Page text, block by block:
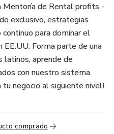
Mentoría de Rental profits -
exclusivo, estrategias
para dominar el
Forma parte de una
latinos, aprende de
con nuestro sistema
tu negocio al siguiente nivel!
comprado